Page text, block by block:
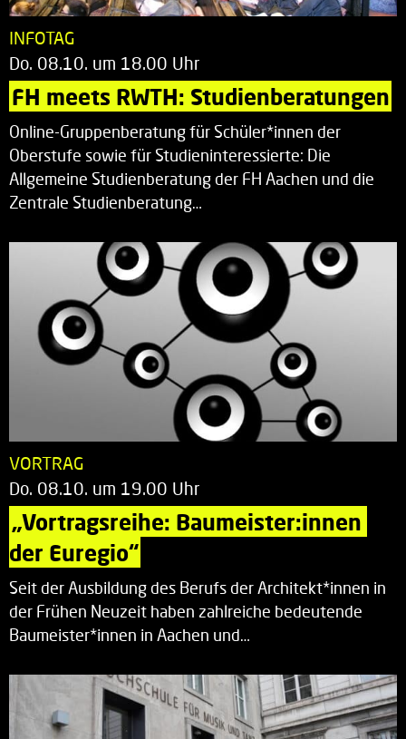
INFOTAG
Do. 08.10. um 18.00 Uhr
FH meets RWTH: Studienberatungen
Online-Gruppenberatung für Schüler*innen der
Oberstufe sowie für Studieninteressierte: Die
Allgemeine Studienberatung der FH Aachen und die
Zentrale Studienberatung…
VORTRAG
Do. 08.10. um 19.00 Uhr
„Vortragsreihe: Baumeister:innen
der Euregio“
Seit der Ausbildung des Berufs der Architekt*innen in
der Frühen Neuzeit haben zahlreiche bedeutende
Baumeister*innen in Aachen und…